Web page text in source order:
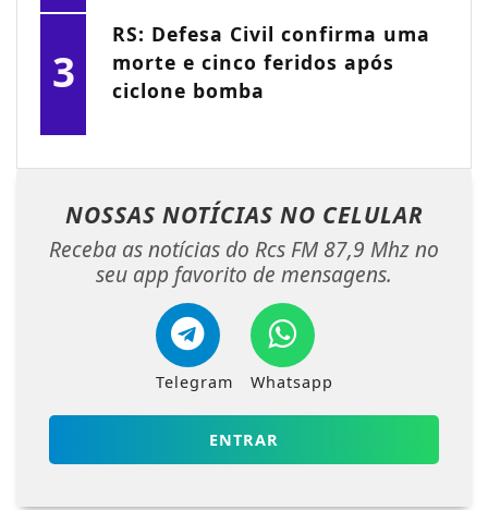
3
RS: Defesa Civil confirma uma
morte e cinco feridos após
ciclone bomba
NOSSAS NOTÍCIAS NO CELULAR
Receba as notícias do Rcs FM 87,9 Mhz no
seu app favorito de mensagens.
Telegram Whatsapp
ENTRAR